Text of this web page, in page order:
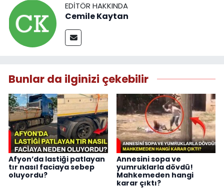
EDITÖR HAKKINDA
Cemile Kaytan
Bunlar da ilginizi çekebilir
Afyon’da lastiği patlayan
tır nasıl faciaya sebep
oluyordu?
Annesini sopa ve
yumruklarla dövdü!
Mahkemeden hangi
karar çıktı?